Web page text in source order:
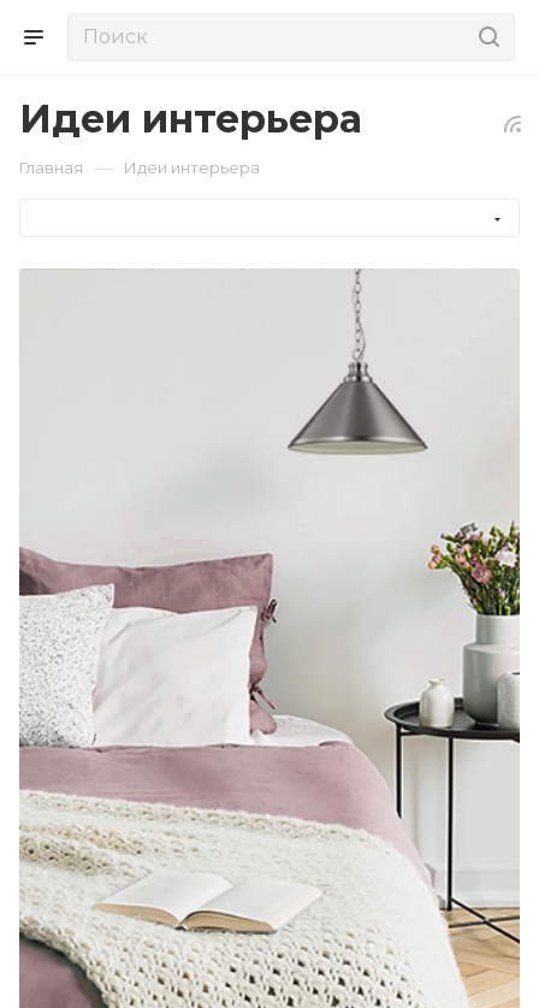
Идеи интерьера
Главная — Идеи интерьера